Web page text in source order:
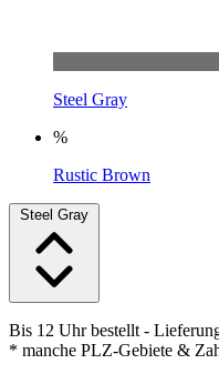
Steel Gray
%
Rustic Brown
Steel Gray
Bis 12 Uhr bestellt -
* manche PLZ-Gebiete &